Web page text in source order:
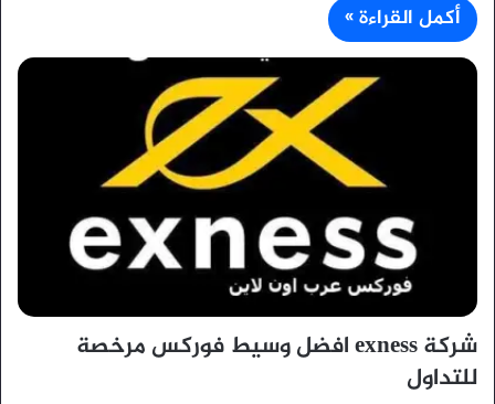
أكمل القراءة »
شركة exness افضل وسيط فوركس مرخصة
للتداول